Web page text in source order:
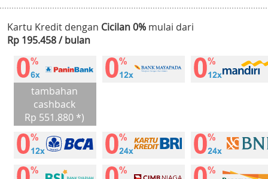
Kartu Kredit dengan Cicilan 0% mulai dari
Rp 195.458 / bulan
tambahan
cashback
Rp 551.880 *)